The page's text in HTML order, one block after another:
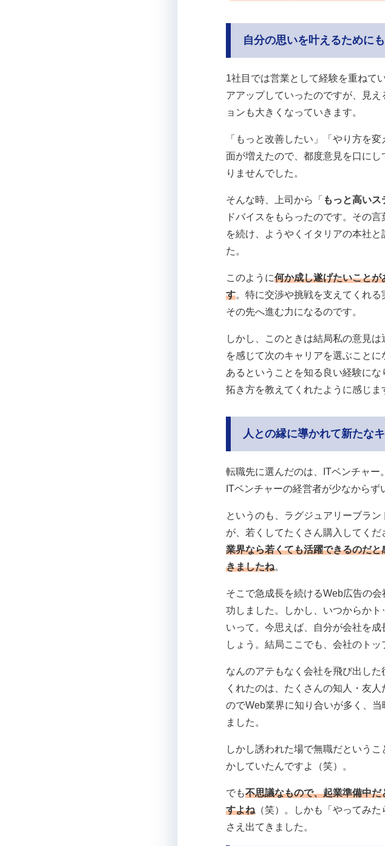
自分の思いを叶えるために
1社目では営業として経験を重ねて
アアップしていったのですが、見
ョンも大きくなっていきます。
「もっと改善したい」「やり方を
面が増えたので、都度意見を口に
りませんでした。
そんな時、上司から「 もっと高い
ドバイスをもらったのです。その
を続け、ようやくイタリアの本社
た。
このように何か成し遂げたいこと
す。特に交渉や挑戦を支えてくれる
その先へ進む力になるのです。
しかし、このときは結局私の意見
を感じて次のキャリアを選ぶこと
あるということを知る良い経験に
拓き方を教えてくれたように感じま
人との縁に導かれて新たな
転職先に選んだのは、ITベンチャー
ITベンチャーの経営者が少なからず
というのも、ラグジュアリーブラ
が、若くしてたくさん購入してくだ
業界なら若くても活躍できるのだ
きましたね。
そこで急成長を続けるWeb広告の
功しました。しかし、いつからか
いって。今思えば、自分が会社を
しょう。結局ここでも、会社のトッ
なんのアテもなく会社を飛び出し
くれたのは、たくさんの知人・友
のでWeb業界に知り合いが多く、
ました。
しかし誘われた場で無職だという
かしていたんですよ（笑）。
でも不思議なもので、起業準備中
すよね （笑）。しかも「やってみ
さえ出てきました。